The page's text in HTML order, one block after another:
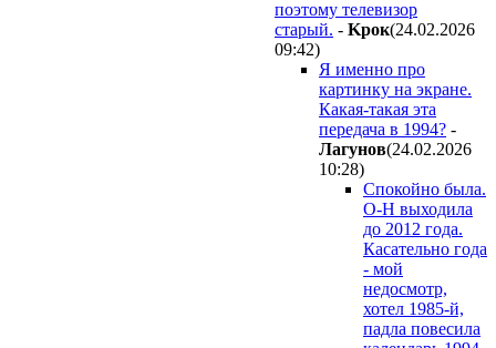
поэтому телевизор
старый. - Kpoк(24.02.2026
09:42)
Я именно про
картинку на экране.
Какая-такая эта
передача в 1994? -
Лaгyнoв(24.02.2026
10:28)
Спокойно была.
О-Н выходила
до 2012 года.
Касательно года
- мой
недосмотр,
хотел 1985-й,
падла повесила